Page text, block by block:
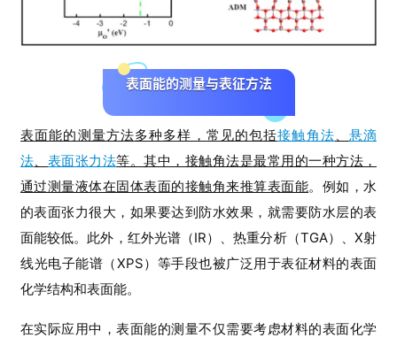
表面能的测量与表征方法
表面能的测量方法多种多样，常见的包括接触角法、 悬滴
法、 表面张力法等。其中，接触角法是最常用的一种方法，
通过测量液体在固体表面的接触角来推算表面能。例如，水
的表面张力很大，如果要达到防水效果，就需要防水层的表
面能较低。此外，红外光谱（IR）、热重分析（TGA）、X射
线光电子能谱（XPS）等手段也被广泛用于表征材料的表面
化学结构和表面能。
在实际应用中，表面能的测量不仅需要考虑材料的表面化学